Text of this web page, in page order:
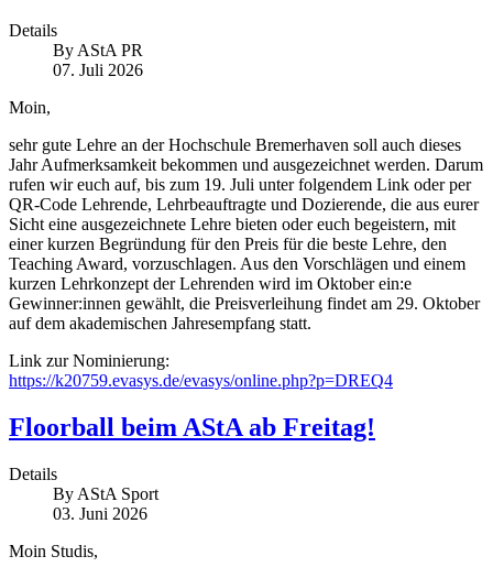
Details
By AStA PR
07. Juli 2026
Moin,
sehr gute Lehre an der Hochschule Bremerhaven soll auch dieses
Jahr Aufmerksamkeit bekommen und ausgezeichnet werden. Darum
rufen wir euch auf, bis zum 19. Juli unter folgendem Link oder per
QR-Code Lehrende, Lehrbeauftragte und Dozierende, die aus eurer
Sicht eine ausgezeichnete Lehre bieten oder euch begeistern, mit
einer kurzen Begründung für den Preis für die beste Lehre, den
Teaching Award, vorzuschlagen. Aus den Vorschlägen und einem
kurzen Lehrkonzept der Lehrenden wird im Oktober ein:e
Gewinner:innen gewählt, die Preisverleihung findet am 29. Oktober
auf dem akademischen Jahresempfang statt.
Link zur Nominierung:
https://k20759.evasys.de/evasys/online.php?p=DREQ4
Floorball beim AStA ab Freitag!
Details
By AStA Sport
03. Juni 2026
Moin Studis,